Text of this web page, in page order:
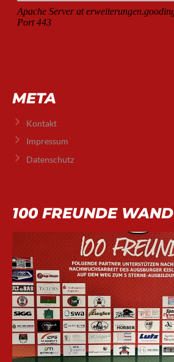
META
Kontakt
Impressum
Datenschutz
100 FREUNDE WAND